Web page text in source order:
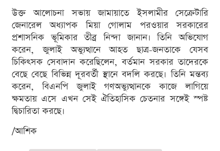
উক্ত আলোচনা সভায় জামায়াতে ইসলামীর সেক্রেটারি
জেনারেল অধ্যাপক মিয়া গোলাম পরওয়ার সরকারের
প্রশাসনিক ভূমিকার তীব্র নিন্দা জানান। তিনি অভিযোগ
করেন, জুলাই অভ্যুত্থানে আহত ছাত্র-জনতাকে যেসব
চিকিৎসক সেবাদান করেছিলেন, বর্তমান সরকার তাদেরকে
বেছে বেছে বিভিন্ন দূরবর্তী স্থানে বদলি করছে। তিনি মন্তব্য
করেন, বিএনপি জুলাই গণঅভ্যুত্থানকে কাজে লাগিয়ে
ক্ষমতায় এসে এখন সেই ঐতিহাসিক চেতনার সঙ্গেই স্পষ্ট
দ্বিচারিতা করছে।
/আশিক